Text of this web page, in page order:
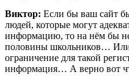
Виктор: Если бы ваш сайт
людей, которые могут
информацию, то на нём бы не
половины школьников… Или
ограничение для такой
информация… А верно вот